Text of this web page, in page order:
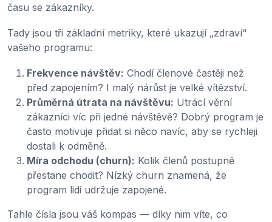
času se zákazníky.
Tady jsou tři základní metriky, které ukazují „zdraví“
vašeho programu:
Frekvence návštěv: Chodí členové častěji než
před zapojením? I malý nárůst je velké vítězství.
Průměrná útrata na návštěvu: Utrácí věrní
zákazníci víc při jedné návštěvě? Dobrý program je
často motivuje přidat si něco navíc, aby se rychleji
dostali k odměně.
Míra odchodu (churn): Kolik členů postupně
přestane chodit? Nízký churn znamená, že
program lidi udržuje zapojené.
Tahle čísla jsou váš kompas — díky nim víte, co